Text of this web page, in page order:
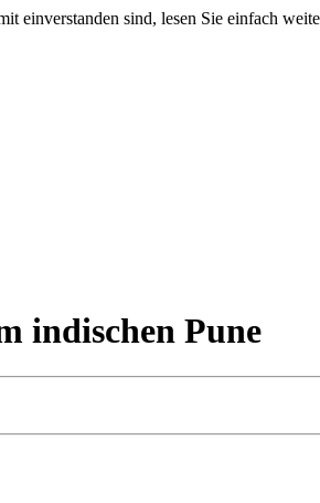
einverstanden sind, lesen Sie einfach
indischen Pune